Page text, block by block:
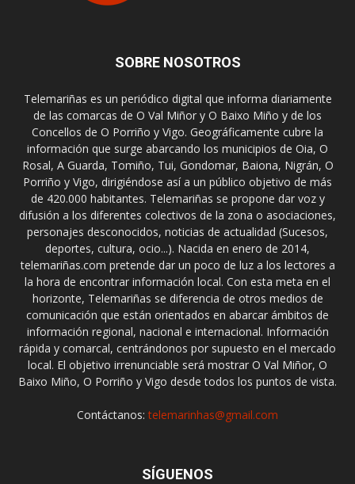
SOBRE NOSOTROS
Telemariñas es un periódico digital que informa diariamente
de las comarcas de O Val Miñor y O Baixo Miño y de los
Concellos de O Porriño y Vigo. Geográficamente cubre la
información que surge abarcando los municipios de Oia, O
Rosal, A Guarda, Tomiño, Tui, Gondomar, Baiona, Nigrán, O
Porriño y Vigo, dirigiéndose así a un público objetivo de más
de 420.000 habitantes. Telemariñas se propone dar voz y
difusión a los diferentes colectivos de la zona o asociaciones,
personajes desconocidos, noticias de actualidad (Sucesos,
deportes, cultura, ocio...). Nacida en enero de 2014,
telemariñas.com pretende dar un poco de luz a los lectores a
la hora de encontrar información local. Con esta meta en el
horizonte, Telemariñas se diferencia de otros medios de
comunicación que están orientados en abarcar ámbitos de
información regional, nacional e internacional. Información
rápida y comarcal, centrándonos por supuesto en el mercado
local. El objetivo irrenunciable será mostrar O Val Miñor, O
Baixo Miño, O Porriño y Vigo desde todos los puntos de vista.
Contáctanos:telemarinhas@gmail.com
SÍGUENOS